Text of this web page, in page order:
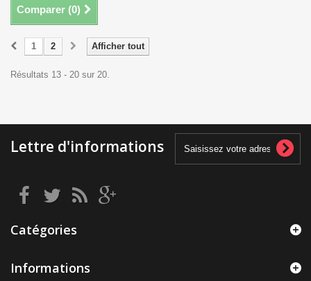
Comparer (0)
Afficher tout
1 2
Résultats 13 - 20 sur 20.
Lettre d'informations
Catégories
Informations